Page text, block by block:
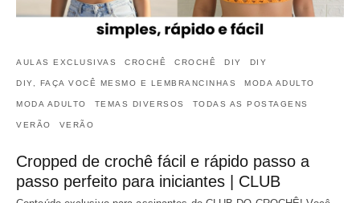
AULAS EXCLUSIVAS CROCHÊ CROCHÊ DIY DIY
DIY, FAÇA VOCÊ MESMO E LEMBRANCINHAS MODA ADULTO
MODA ADULTO TEMAS DIVERSOS TODAS AS POSTAGENS
VERÃO VERÃO
Cropped de crochê fácil e rápido passo a
passo perfeito para iniciantes | CLUB